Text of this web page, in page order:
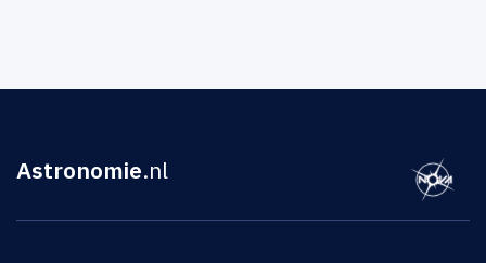
Astronomie.nl